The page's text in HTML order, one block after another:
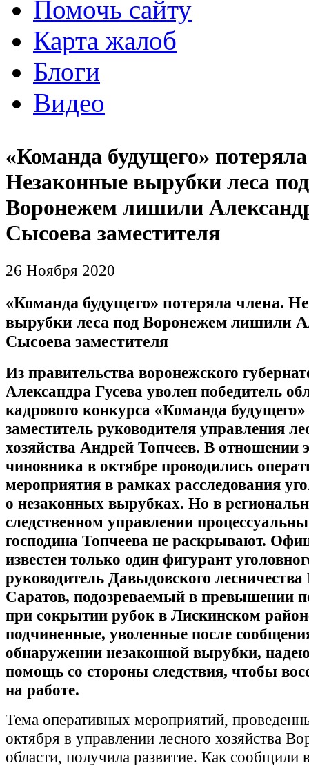
Помочь сайту
Карта жалоб
Блоги
Видео
«Команда будущего»
Незаконные вырубки леса под
Воронежем лишили
Сысоева заместителя
26 Ноября 2020
«Команда будущего» потеряла члена.
вырубки леса под Воронежем лишили
Сысоева заместителя
Из правительства воронежского
Александра Гусева уволен победитель
кадрового конкурса «Команда
заместитель руководителя управления
хозяйства Андрей Топчеев. В отношении
чиновника в октябре проводились
мероприятия в рамках расследования
о незаконных вырубках. Но в
следственном управлении
господина Топчеева не раскрывают.
известен только один фигурант
руководитель Давыдовского
Саратов, подозреваемый в превышении
при сокрытии рубок в Лискинском
подчиненные, уволенные после
обнаружении незаконной вырубки,
помощь со стороны следствия, чтобы
на работе.
Тема оперативных мероприятий,
октября в управлении лесного хозяйства
области, получила развитие. Как сообщили